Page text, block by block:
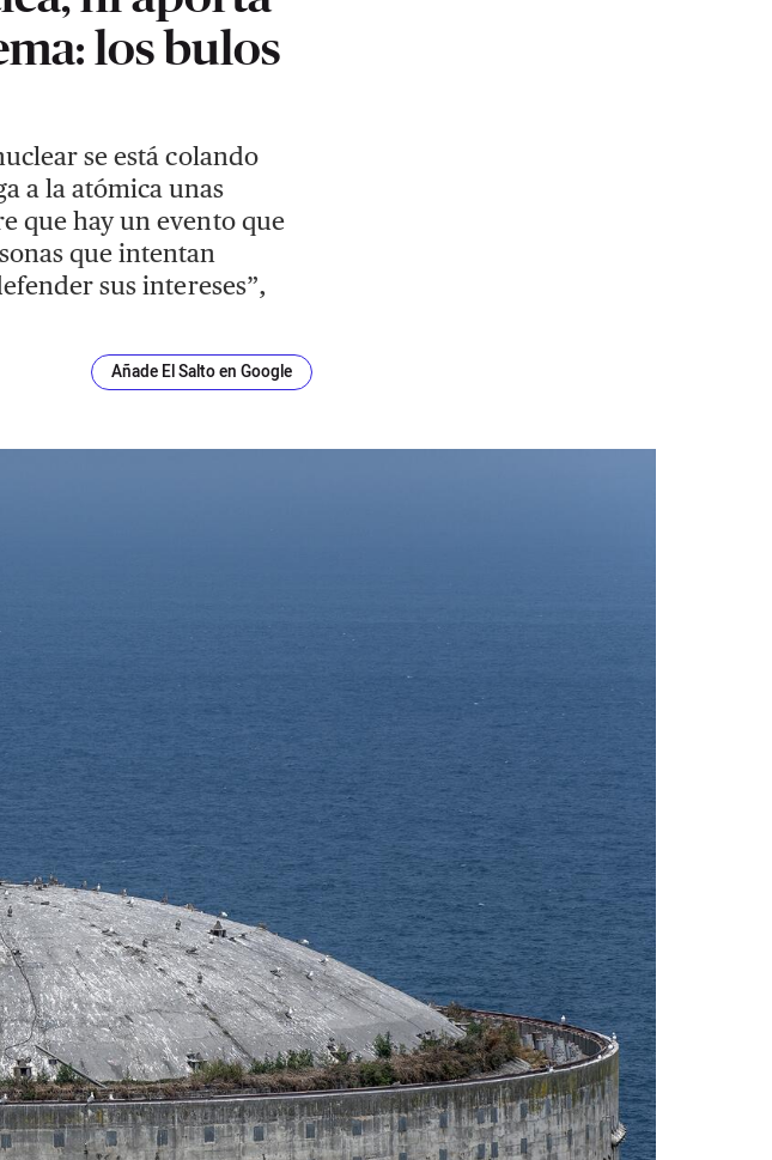
los bulos
se está colando
a la atómica unas
que hay un evento que
que intentan
sus intereses”,
Añade El Salto en Google